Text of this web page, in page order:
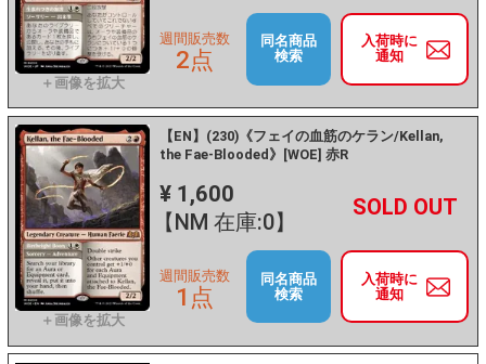
入荷時に
通知
週間販売数
2点
同名商品
検索
【EN】(230)《フェイの血筋のケラン/Kellan,
the Fae-Blooded》[WOE] 赤R
¥ 1,600
【NM 在庫:0】
－ +
入荷時に
通知
週間販売数
1点
同名商品
検索